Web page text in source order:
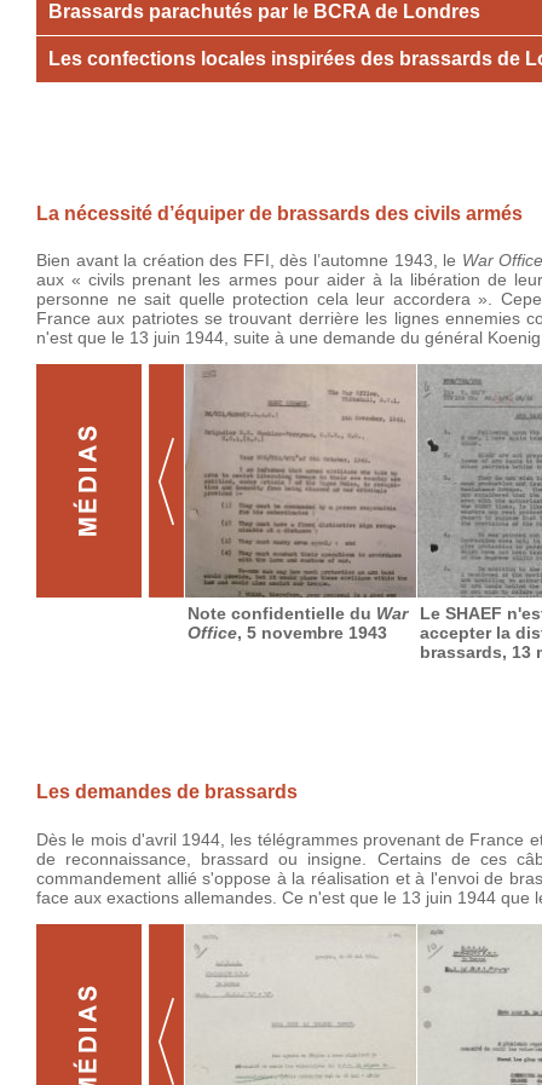
Brassards parachutés par le BCRA de Londres
Les confections locales inspirées des brassards de
La nécessité d’équiper de brassards des civils armés
Bien avant la création des FFI, dès l’automne 1943, le War
aux « civils prenant les armes pour aider à la libération de
personne ne sait quelle protection cela leur accordera ».
France aux patriotes se trouvant derrière les lignes ennemies
n'est que le 13 juin 1944, suite à une demande du général
Note confidentielle du War
Office, 5 novembre 1943
Le SHAEF
accepter la
brassards, 13
Les demandes de brassards
Dès le mois d'avril 1944, les télégrammes provenant de France
de reconnaissance, brassard ou insigne. Certains de ces
commandement allié s'oppose à la réalisation et à l'envoi de
face aux exactions allemandes. Ce n'est que le 13 juin 1944